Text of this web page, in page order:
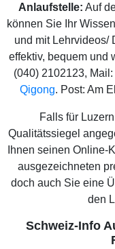
Anlaufstelle: Auf
können Sie Ihr
und mit Lehrvideos/
effektiv, bequem und
(040) 2102123, Mail:
Qigong. Post: Am
Falls für
Qualitätssiegel
Ihnen seinen Online-
ausgezeichneten
doch auch Sie eine
den
Schweiz-Info